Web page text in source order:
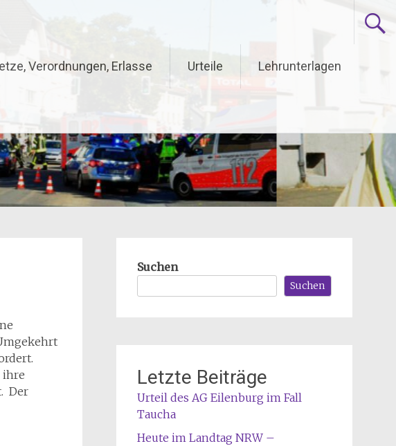
Verordnungen, Erlasse Urteile Lehrunterlagen
ihre
Der
Suchen
Suchen
Letzte Beiträge
Urteil des AG Eilenburg im Fall
Taucha
Heute im Landtag NRW –